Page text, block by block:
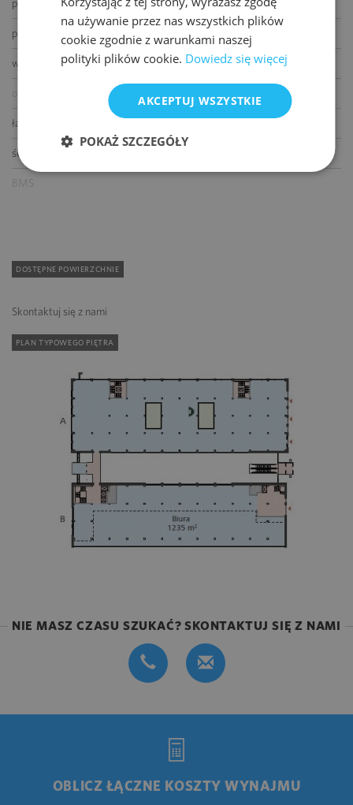
podnoszone podłogi
podwieszane sufity
wykładziny
łącze światłowodowe
ścianki działowe
BMS
DOSTĘPNE POWIERZCHNIE
Skontaktuj się z nami
PLAN TYPOWEGO PIĘTRA
NIE MASZ CZASU SZUKAĆ? SKONTAKTUJ SIĘ Z NAMI
OBLICZ ŁĄCZNE KOSZTY WYNAJMU
na używanie przez nas wszystkich plików
cookie zgodnie z warunkami naszej
polityki plików cookie. Dowiedz się więcej
AKCEPTUJ WSZYSTKIE
POKAŻ SZCZEGÓŁY